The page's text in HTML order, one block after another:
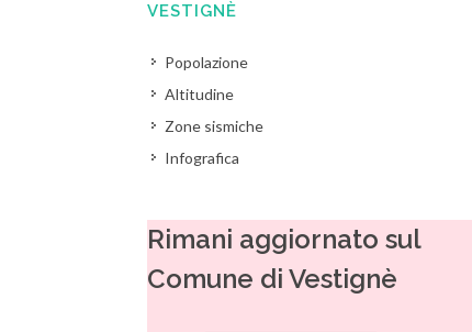
VESTIGNÈ
Popolazione
Altitudine
Zone sismiche
Infografica
Rimani aggiornato sul
Comune di Vestignè